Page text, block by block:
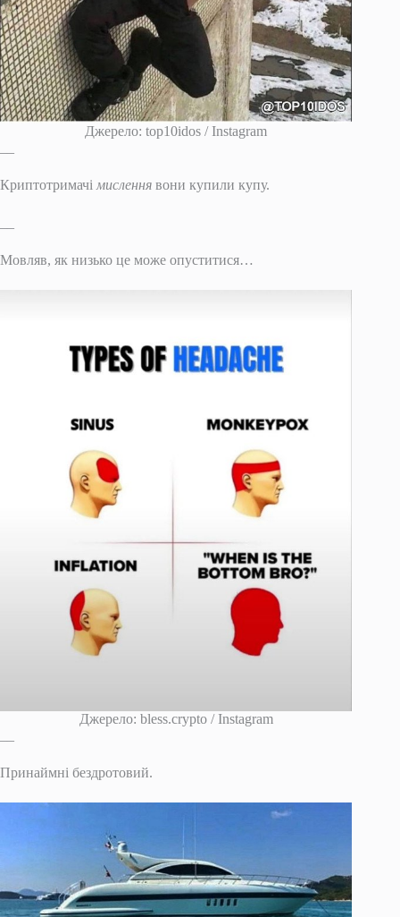
Джерело: top10idos / Instagram
Криптотримачі мислення вони купили купу.
Мовляв, як низько це може опуститися…
Джерело: bless.crypto / Instagram
Принаймні бездротовий.